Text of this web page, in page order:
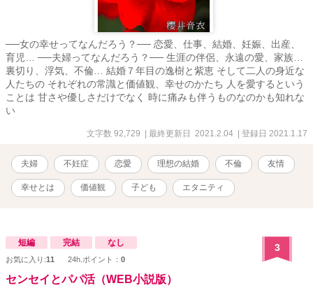
──女の幸せってなんだろう？── 恋愛、仕事、結婚、妊娠、出産、
育児… ──夫婦ってなんだろう？── 生涯の伴侶、永遠の愛、家族…
裏切り、浮気、不倫… 結婚７年目の逸樹と紫恵 そして二人の身近な
人たちの それぞれの常識と価値観、幸せのかたち 人を愛するという
ことは 甘さや優しさだけでなく 時に痛みも伴うものなのかも知れな
い
文字数 92,729 | 最終更新日 2021.2.04 | 登録日 2021.1.17
夫婦 不妊症 恋愛 理想の結婚 不倫 友情
幸せとは 価値観 子ども エタニティ
短編 完結 なし
お気に入り:11 24h.ポイント： 0
3
センセイとパパ活（WEB小説版）